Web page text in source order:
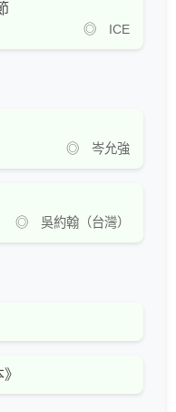
◎ ICE
◎ 岑允強
◎ 吳約翰（台灣）